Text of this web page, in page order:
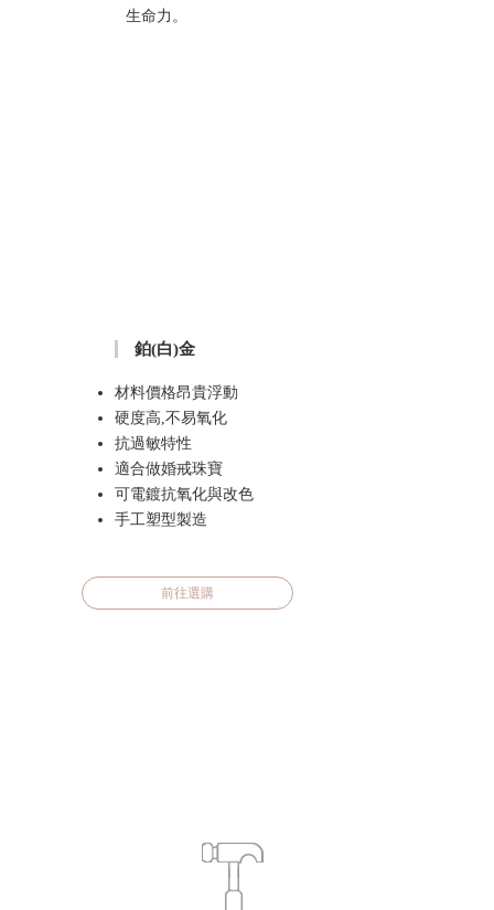
生命力。
鉑(白)金
材料價格昂貴浮動
硬度高,不易氧化
抗過敏特性
適合做婚戒珠寶
可電鍍抗氧化與改色
手工塑型製造
前往選購